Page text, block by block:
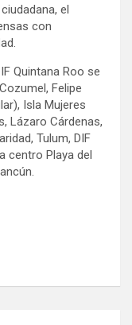
el
con
Quintana Roo se
Felipe
Isla Mujeres
Lázaro Cárdenas,
Tulum, DIF
centro Playa del